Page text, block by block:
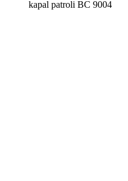
kapal patroli BC 9004